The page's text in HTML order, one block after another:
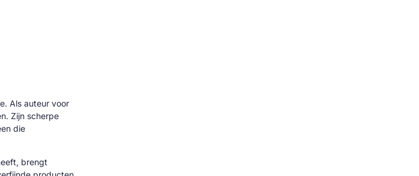
Als auteur voor
Zijn scherpe
die
brengt